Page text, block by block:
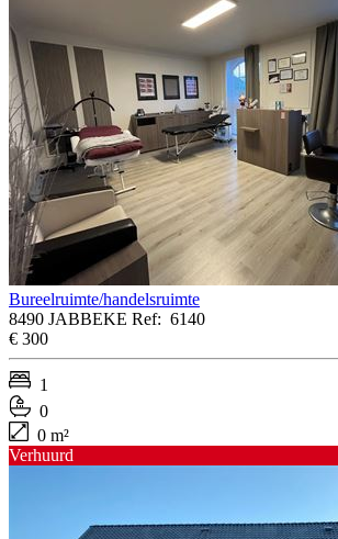
Bureelruimte/handelsruimte
8490 JABBEKE Ref: 6140
€ 300
1
0
0 m²
Verhuurd